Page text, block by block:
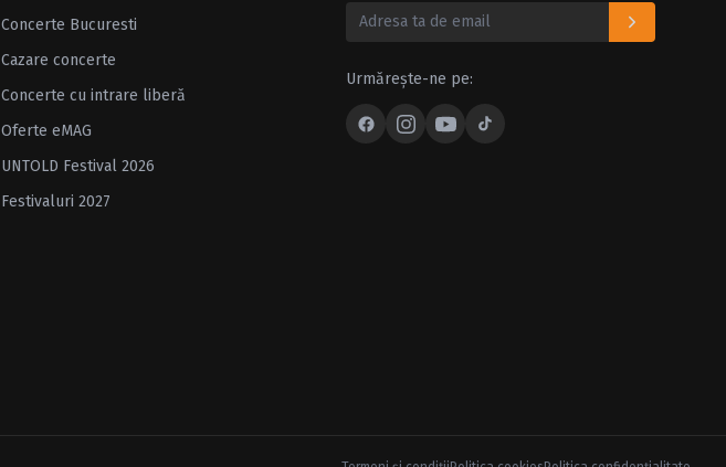
Concerte Bucuresti
Cazare concerte
Concerte cu intrare liberă
Oferte eMAG
UNTOLD Festival 2026
Festivaluri 2027
Urmărește-ne pe: